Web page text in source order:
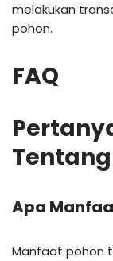
melakukan
pohon.
FAQ
Apa
Manfaat pohon